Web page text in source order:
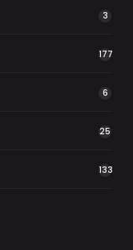
3
177
6
25
133